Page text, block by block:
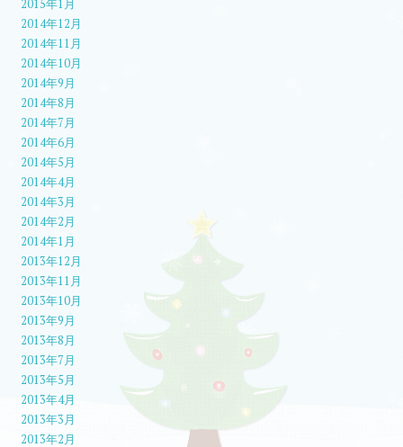
2015年1月
2014年12月
2014年11月
2014年10月
2014年9月
2014年8月
2014年7月
2014年6月
2014年5月
2014年4月
2014年3月
2014年2月
2014年1月
2013年12月
2013年11月
2013年10月
2013年9月
2013年8月
2013年7月
2013年5月
2013年4月
2013年3月
2013年2月